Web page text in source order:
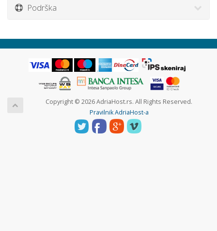
Podrška
Copyright © 2026 AdriaHost.rs. All Rights Reserved.
Pravilnik AdriaHost-a